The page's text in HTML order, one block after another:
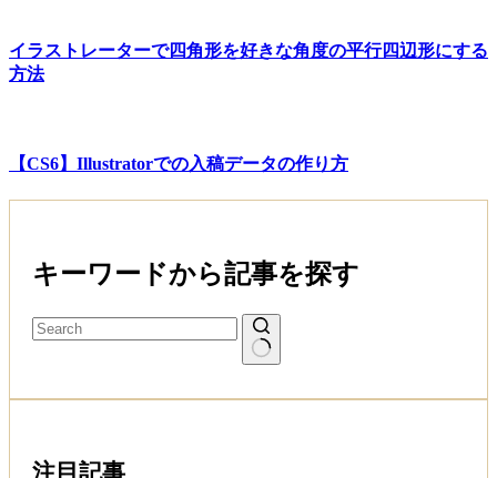
イラストレーターで四角形を好きな角度の平行四辺形にする
方法
【CS6】Illustratorでの入稿データの作り方
キーワードから記事を探す
注目記事